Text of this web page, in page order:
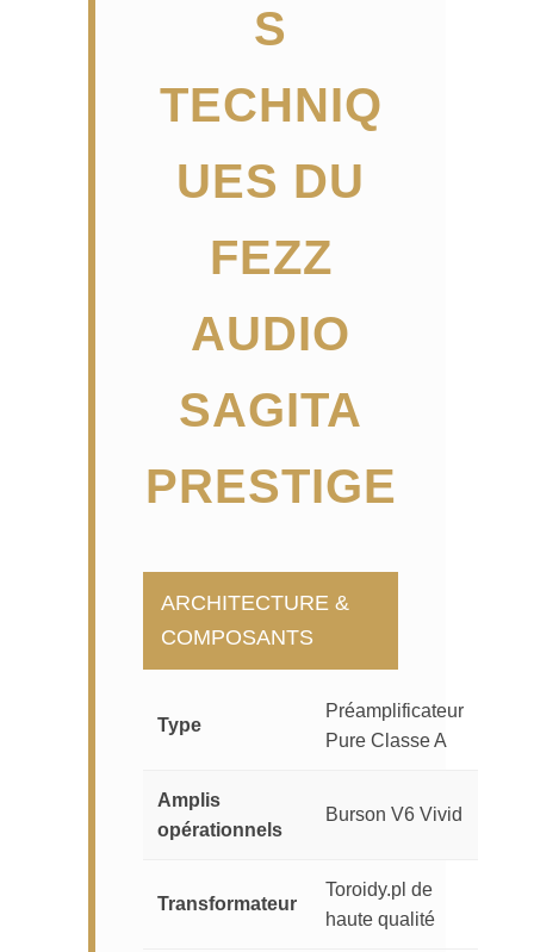
S
TECHNIQ
UES DU
FEZZ
AUDIO
SAGITA
PRESTIGE
ARCHITECTURE &
COMPOSANTS
Type
Préamplificateur
Pure Classe A
Amplis
opérationnels
Burson V6 Vivid
Transformateur
Toroidy.pl de
haute qualité